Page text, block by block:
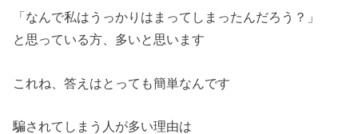
「なんで私はうっかりはまってしまったんだろう？」
と思っている方、多いと思います
これね、答えはとっても簡単なんです
騙されてしまう人が多い理由は